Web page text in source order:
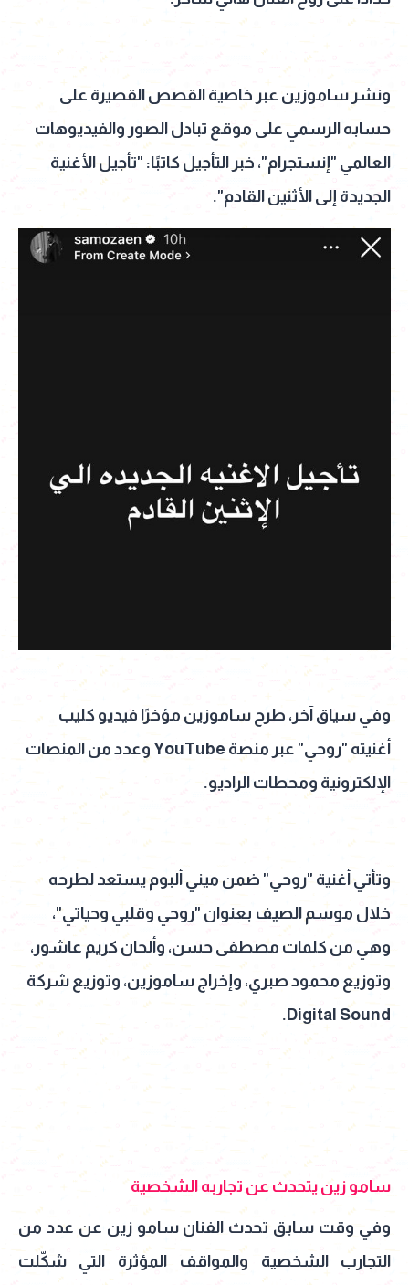
ونشر ساموزين عبر خاصية القصص القصيرة على
حسابه الرسمي على موقع تبادل الصور والفيديوهات
العالمي "إنستجرام"، خبر التأجيل كاتبًا: "تأجيل الأغنية
الجديدة إلى الأثنين القادم".
وفي سياق آخر، طرح ساموزين مؤخرًا فيديو كليب
أغنيته "روحي" عبر منصة YouTube وعدد من المنصات
الإلكترونية ومحطات الراديو.
وتأتي أغنية "روحي" ضمن ميني ألبوم يستعد لطرحه
خلال موسم الصيف بعنوان "روحي وقلبي وحياتي"،
وهي من كلمات مصطفى حسن، وألحان كريم عاشور،
وتوزيع محمود صبري، وإخراج ساموزين، وتوزيع شركة
Digital Sound.
سامو زين يتحدث عن تجاربه الشخصية
وفي وقت سابق تحدث الفنان سامو زين عن عدد من
التجارب الشخصية والمواقف المؤثرة التي شكّلت